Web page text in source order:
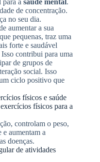
de concentração.
no seu dia.
aumentar a sua
pequenas, traz uma
forte e saudável
contribui para uma
de grupos de
social. Isso
ciclo positivo que
físicos e saúde
físicos para a
controlam o peso,
e aumentam a
doenças.
de atividades